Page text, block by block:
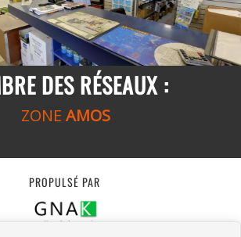
DES RÉSEAUX :
ZONE AMOS
PROPULSÉ PAR